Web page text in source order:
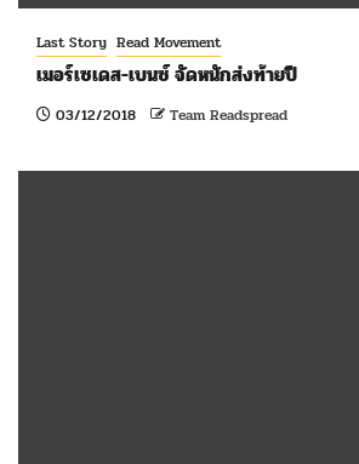
Last Story Read Movement
เมอร์เซเดส-เบนซ์ จัดหนักส่งท้ายปี
03/12/2018 Team Readspread